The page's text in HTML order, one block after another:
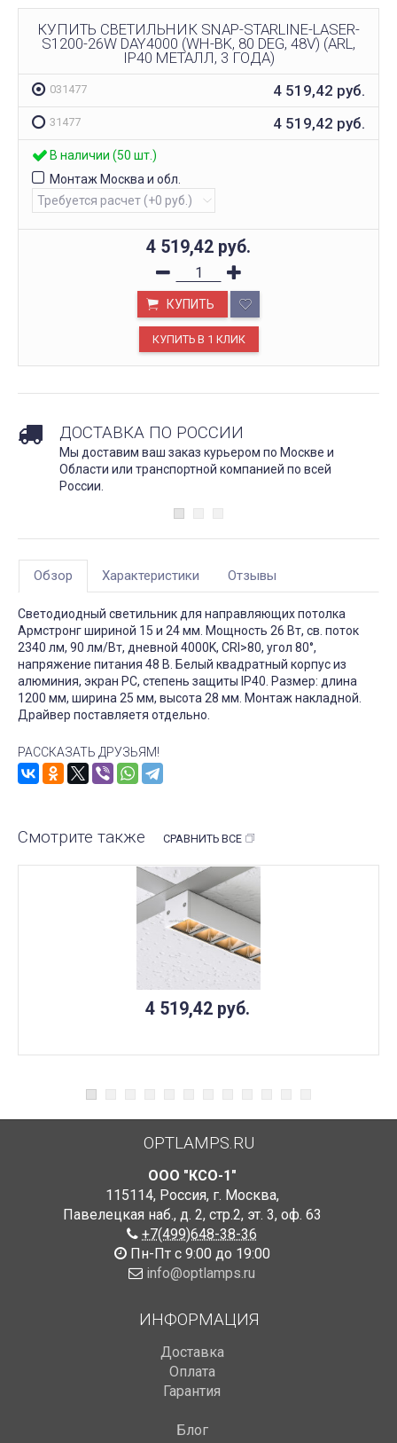
КУПИТЬ СВЕТИЛЬНИК SNAP-STARLINE-LASER-
S1200-26W DAY4000 (WH-BK, 80 DEG, 48V) (ARL,
IP40 МЕТАЛЛ, 3 ГОДА)
031477 4 519,42 руб.
31477 4 519,42 руб.
В наличии (50 шт.)
Монтаж Москва и обл.
4 519,42 руб.
КУПИТЬ
ДОСТАВКА ПО РОССИИ
Мы доставим ваш заказ курьером по Москве и
Области или транспортной компанией по всей
России.
Обзор Характеристики Отзывы
Светодиодный светильник для направляющих потолка
Армстронг шириной 15 и 24 мм. Мощность 26 Вт, св. поток
2340 лм, 90 лм/Вт, дневной 4000K, CRI>80, угол 80°,
напряжение питания 48 В. Белый квадратный корпус из
алюминия, экран PC, степень защиты IP40. Размер: длина
1200 мм, ширина 25 мм, высота 28 мм. Монтаж накладной.
Драйвер поставляетя отдельно.
РАССКАЗАТЬ ДРУЗЬЯМ!
Смотрите также СРАВНИТЬ ВСЕ
4 519,42 руб.
OPTLAMPS.RU
ООО "КСО-1"
115114, Россия, г. Москва,
Павелецкая наб., д. 2, стр.2, эт. 3, оф. 63
+7(499)648-38-36
Пн-Пт с 9:00 до 19:00
info@optlamps.ru
ИНФОРМАЦИЯ
Доставка
Оплата
Гарантия
Блог